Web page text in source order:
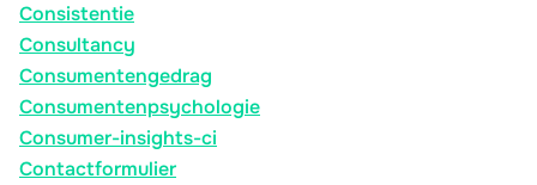
Consistentie
Consultancy
Consumentengedrag
Consumentenpsychologie
Consumer-insights-ci
Contactformulier